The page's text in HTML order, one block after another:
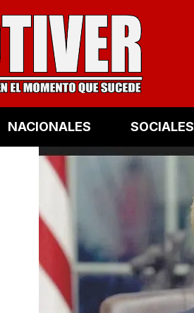
NACIONALES SOCIALES